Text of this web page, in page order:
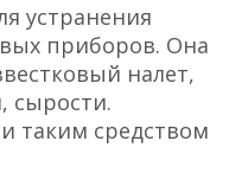
устранения
приборов. Она
налет,
сырости.
таким средством